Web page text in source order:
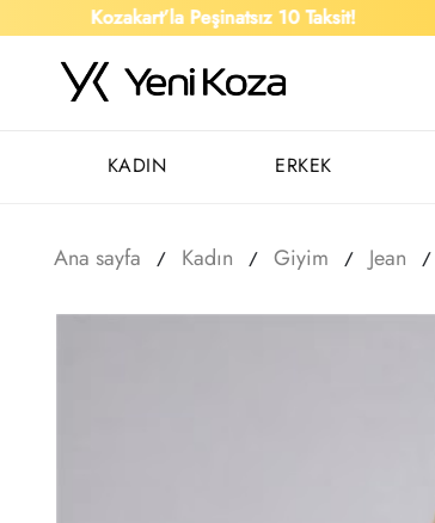
Kozakart’la Peşinatsız 10 Taksit!
KADIN ERKEK
Ana sayfa Kadın Giyim Jean